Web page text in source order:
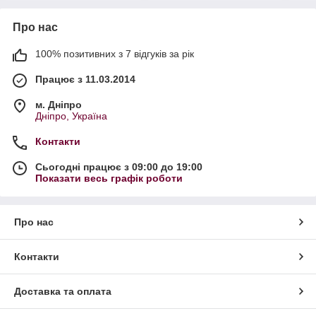
Про нас
100% позитивних з 7 відгуків за рік
Працює з 11.03.2014
м. Дніпро
Дніпро, Україна
Контакти
Сьогодні працює з 09:00 до 19:00
Показати весь графік роботи
Про нас
Контакти
Доставка та оплата